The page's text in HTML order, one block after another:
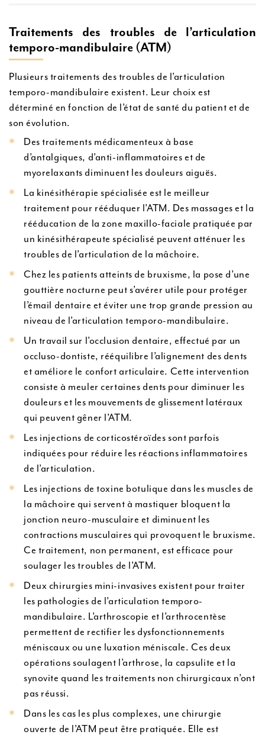
Traitements des troubles de l’articulation
temporo-mandibulaire (ATM)
Plusieurs traitements des troubles de l’articulation
temporo-mandibulaire existent. Leur choix est
déterminé en fonction de l’état de santé du patient et de
son évolution.
Des traitements médicamenteux à base
d’antalgiques, d’anti-inflammatoires et de
myorelaxants diminuent les douleurs aiguës.
La kinésithérapie spécialisée est le meilleur
traitement pour rééduquer l’ATM. Des massages et la
rééducation de la zone maxillo-faciale pratiquée par
un kinésithérapeute spécialisé peuvent atténuer les
troubles de l’articulation de la mâchoire.
Chez les patients atteints de bruxisme, la pose d’une
gouttière nocturne peut s’avérer utile pour protéger
l’émail dentaire et éviter une trop grande pression au
niveau de l’articulation temporo-mandibulaire.
Un travail sur l’occlusion dentaire, effectué par un
occluso-dontiste, rééquilibre l’alignement des dents
et améliore le confort articulaire. Cette intervention
consiste à meuler certaines dents pour diminuer les
douleurs et les mouvements de glissement latéraux
qui peuvent gêner l’ATM.
Les injections de corticostéroïdes sont parfois
indiquées pour réduire les réactions inflammatoires
de l’articulation.
Les injections de toxine botulique dans les muscles de
la mâchoire qui servent à mastiquer bloquent la
jonction neuro-musculaire et diminuent les
contractions musculaires qui provoquent le bruxisme.
Ce traitement, non permanent, est efficace pour
soulager les troubles de l’ATM.
Deux chirurgies mini-invasives existent pour traiter
les pathologies de l’articulation temporo-
mandibulaire. L’arthroscopie et l’arthrocentèse
permettent de rectifier les dysfonctionnements
méniscaux ou une luxation méniscale. Ces deux
opérations soulagent l’arthrose, la capsulite et la
synovite quand les traitements non chirurgicaux n’ont
pas réussi.
Dans les cas les plus complexes, une chirurgie
ouverte de l’ATM peut être pratiquée. Elle est